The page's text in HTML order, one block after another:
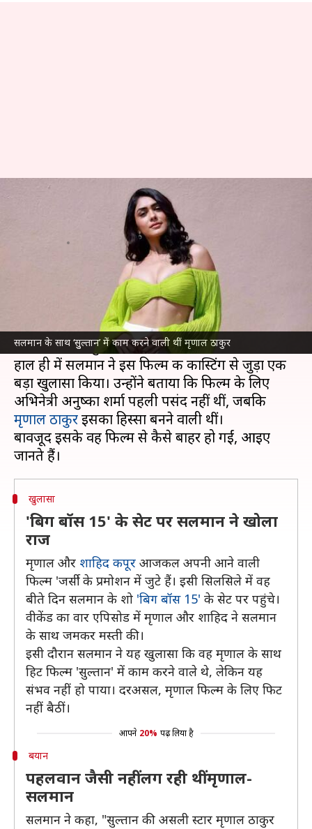
सलमान के साथ ‘सुुल्तान’ में काम करने वाली थीं मृणाल ठाकुर
क्या आप जानते हैं? फिल्म 'सुल्तान'
के लिए पहली पसंद थीं मृणाल ठाकुर
04:52 pm
की फिल्म 'सुल्तान' को रिलीज हुए भले ही
सालों गुजर गए हों, लेकिन उनकी यह फिल्म किसी ना
किसी वजह से सुर्खियों में आ ही जाती है।
हाल ही में सलमान ने इस फिल्म की कास्टिंग से जुड़ा एक
बड़ा खुलासा किया। उन्होंने बताया कि फिल्म के लिए
अभिनेत्री अनुष्का शर्मा पहली पसंद नहीं थीं, जबकि
मृणाल ठाकुरइसका हिस्सा बनने वाली थीं।
बावजूद इसके वह फिल्म से कैसे बाहर हो गईं, आइए
खुलासा
'बिग बॉस 15' के सेट पर सलमान ने खोला
राज
मृणाल और शाहिद कपूर आजकल अपनी आने वाली
फिल्म 'जर्सी' के प्रमोशन में जुटे हैं। इसी सिलसिले में वह
बीते दिन सलमान के शो 'बिग बॉस 15' के सेट पर पहुंचे।
वीकेंड का वार एपिसोड में मृणाल और शाहिद ने सलमान
के साथ जमकर मस्ती की।
इसी दौरान सलमान ने यह खुलासा कि वह मृणाल के साथ
हिट फिल्म 'सुल्तान' में काम करने वाले थे, लेकिन यह
संभव नहीं हो पाया। दरअसल, मृणाल फिल्म के लिए फिट
नहीं बैठीं।
आपने 20% पढ़ लिया है
बयान
पहलवान जैसी नहीं लग रही थीं मृणाल-
सलमान
सलमान ने कहा, "सुल्तान की असली स्टार मृणाल ठाकुर